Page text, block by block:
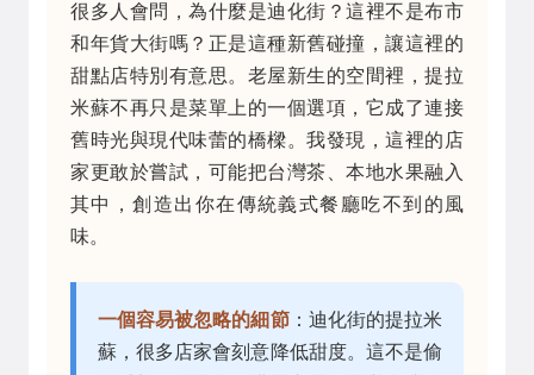
很多人會問，為什麼是迪化街？這裡不是布市
和年貨大街嗎？正是這種新舊碰撞，讓這裡的
甜點店特別有意思。老屋新生的空間裡，提拉
米蘇不再只是菜單上的一個選項，它成了連接
舊時光與現代味蕾的橋樑。我發現，這裡的店
家更敢於嘗試，可能把台灣茶、本地水果融入
其中，創造出你在傳統義式餐廳吃不到的風
味。
一個容易被忽略的細節：迪化街的提拉米
蘇，很多店家會刻意降低甜度。這不是偷